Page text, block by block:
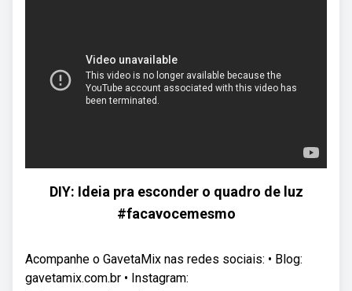
DIY: Ideia pra esconder o quadro de luz
#facavocemesmo
Acompanhe o GavetaMix nas redes sociais: • Blog:
gavetamix.com.br • Instagram: